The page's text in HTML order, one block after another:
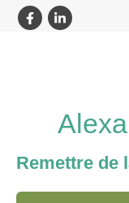
Remettre de